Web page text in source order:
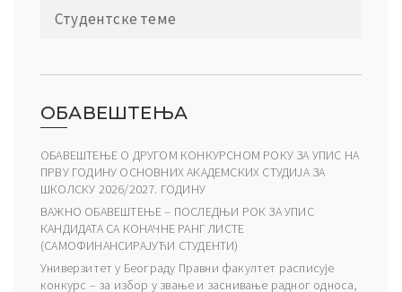
Студентске теме
ОБАВЕШТЕЊА
ОБАВЕШТЕЊЕ О ДРУГОМ КОНКУРСНОМ РОКУ ЗА УПИС НА
ПРВУ ГОДИНУ ОСНОВНИХ АКАДЕМСКИХ СТУДИЈА ЗА
ШКОЛСКУ 2026/2027. ГОДИНУ
ВАЖНО ОБАВЕШТЕЊЕ – ПОСЛЕДЊИ РОК ЗА УПИС
КАНДИДАТА СА КОНАЧНЕ РАНГ ЛИСТЕ
(САМОФИНАНСИРАЈУЋИ СТУДЕНТИ)
Универзитет у Београду Правни факултет расписује
конкурс – за избор у звање и заснивање радног односа,